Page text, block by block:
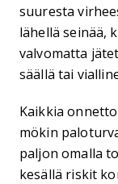
suuresta
lähellä seinää,
valvomatta
säällä tai
Kaikkia
mökin
paljon omalla
kesällä riskit